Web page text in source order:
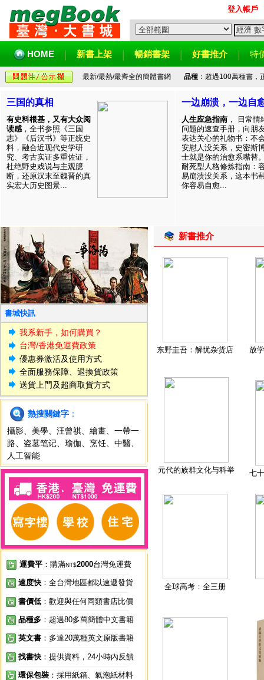
登入帳戶
HOME 新書上架 暢銷書架 好書推介 特
最新/最熱/最齊全的簡體書網 品種：超過100萬種書，
三国的真相
有史料根基，又有大众阅
读感 ，全书参照《三国
志》《后汉书》等正统史
料，融合近现代史学研
究、考古实证多重佐证，
杜绝野史戏说与主观臆
断，还原汉末至魏晋的真
实宏大历史图景...
一边崩溃，一边自
人生应急指南 ， 日常情
问题的速查手册，向朋
表达关心的礼物书：不
安慰人没关系，史密斯
士就是你的治愈系嘴替
耐死型人格修炼指南：
易崩溃没关系，这本书
你容易自愈...
書城快訊
我系新手，如何購買？
台灣/香港免運費政策
優惠券激活及使用方式
全面服務保障、退換貨政策
送貨上門及超商取貨方式
熱搜關鍵字 ：
攝影
美學 汪曾祺 繪畫
一帶一
路
盗墓笔记 瑜伽 烹饪 中醫
人工智能
運費平 ：購滿NT$2000台灣免運費
速度快 ：全台灣地區都以速遞發貨
書價低 ：歡迎與任何同類書店比價
品種多 ：超過80多萬簡體中文書籍
英文書 ：多達20萬種英文原版書籍
找書快 ：提供資料，24小時內反饋
環保包裝 ：採用紙箱、氣泡紙材料
新書推介
东野圭吾：解忧杂货店 放
元代的族群文化与科举 七
全球高考：全三册